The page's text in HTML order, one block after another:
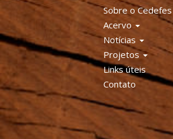
Sobre o Cedefes
Acervo
Notícias
Projetos
Links úteis
Contato